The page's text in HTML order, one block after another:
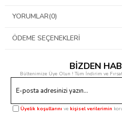
YORUMLAR(0)
ÖDEME SEÇENEKLERI
BİZDEN
Bültenimize Üye Olun ! Tüm İndirim ve
Üyelik koşullarını vekişisel verilerimin